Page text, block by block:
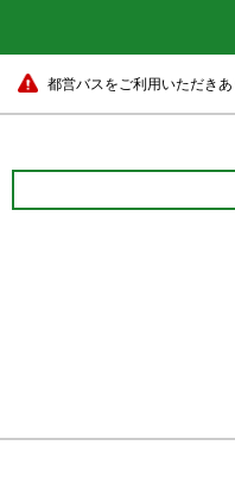
都営バスをご利用いただきあ